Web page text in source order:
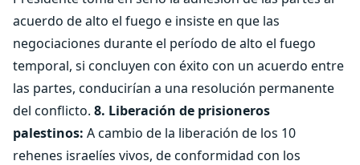
acuerdo de alto el fuego e insiste en que las
negociaciones durante el período de alto el fuego
temporal, si concluyen con éxito con un acuerdo entre
las partes, conducirían a una resolución permanente
del conflicto. 8. Liberación de prisioneros
palestinos: A cambio de la liberación de los 10
rehenes israelíes vivos, de conformidad con los